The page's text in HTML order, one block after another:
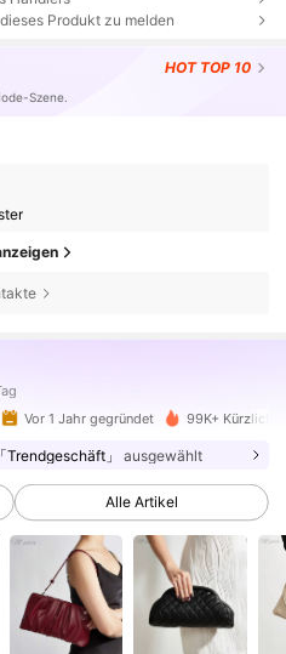
Produkt zu melden
HOT TOP 10
Szene.
gefolgt
Vor 1 Jahr gegründet 99K+ Kürzlich
「Trendgeschäft」 ausgewählt
Alle Artikel